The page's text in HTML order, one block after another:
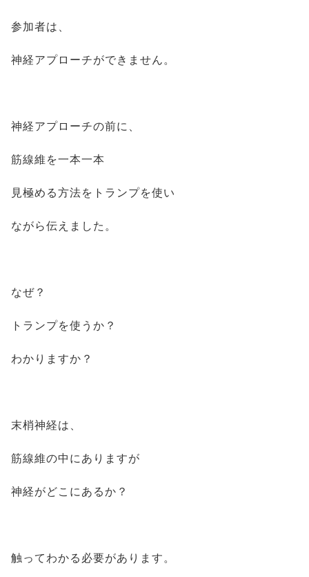
参加者は、
神経アプローチができません。
神経アプローチの前に、
筋線維を一本一本
見極める方法をトランプを使い
ながら伝えました。
なぜ？
トランプを使うか？
わかりますか？
末梢神経は、
筋線維の中にありますが
神経がどこにあるか？
触ってわかる必要があります。